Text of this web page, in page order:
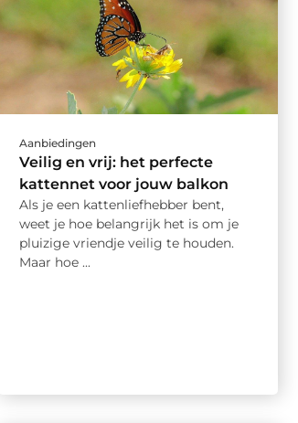
Aanbiedingen
Veilig en vrij: het perfecte
kattennet voor jouw balkon
Als je een kattenliefhebber bent,
weet je hoe belangrijk het is om je
pluizige vriendje veilig te houden.
Maar hoe ...